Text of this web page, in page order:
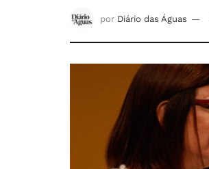
por Diário das Águas